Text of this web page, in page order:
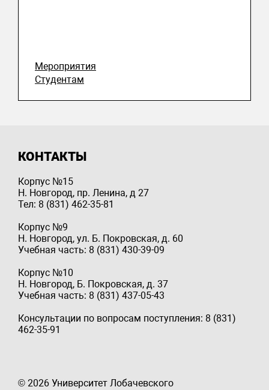
Мероприятия
Студентам
КОНТАКТЫ
Корпус №15
Н. Новгород, пр. Ленина, д 27
Тел: 8 (831) 462-35-81
Корпус №9
Н. Новгород, ул. Б. Покровская, д. 60
Учебная часть: 8 (831) 430-39-09
Корпус №10
Н. Новгород, Б. Покровская, д. 37
Учебная часть: 8 (831) 437-05-43
Консультации по вопросам поступления: 8 (831)
462-35-91
© 2026 Университет Лобачевского